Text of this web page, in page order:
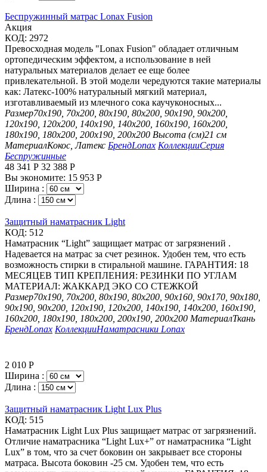
Беспружинный матрас Lonax Fusion
Aкция
КОД: 2972
Превосходная модель "Lonax Fusion" обладает отличным
ортопедическим эффектом, а использование в ней
натуральных материалов делает ее еще более
привлекательной. В этой модели чередуются такие материалы
как: Латекс-100% натуральный мягкий материал,
изготавливаемый из млечного сока каучуконосных...
Размер70х190, 70х200, 80х190, 80х200, 90х190, 90х200,
120х190, 120х200, 140х190, 140х200, 160х190, 160х200,
180х190, 180х200, 200х190, 200х200 Высота (см)21 см
МатериалКокос, Латекс БрендLonax КоллекцииСерия
Беспружинные
48 341 Р 32 388 Р
Вы экономите: 15 953 Р
Ширина :
Длина :
Защитный наматрасник Light
КОД: 512
Наматрасник “Light” защищает матрас от загрязнений .
Надевается на матрас за счет резинок. Удобен тем, что есть
возможность стирки в стиральной машине. ГАРАНТИЯ: 18
МЕСЯЦЕВ ТИП КРЕПЛЕНИЯ: РЕЗИНКИ ПО УГЛАМ
МАТЕРИАЛ: ЖАККАРД ЭКО СО СТЕЖКОЙ
Размер70х190, 70х200, 80х190, 80х200, 90х160, 90х170, 90х180,
90х190, 90х200, 120х190, 120х200, 140х190, 140х200, 160х190,
160х200, 180х190, 180х200, 200х190, 200х200 МатериалТкань
БрендLonax КоллекцииНаматрасники Lonax
2 010 Р
Ширина :
Длина :
Защитный наматрасник Light Lux Plus
КОД: 515
Наматрасник Light Lux Plus защищает матрас от загрязнений.
Отличие наматрасника “Light Lux+” от наматрасника “Light
Lux” в том, что за счет боковин он закрывает все стороны
матраса. Высота боковин -25 см. Удобен тем, что есть